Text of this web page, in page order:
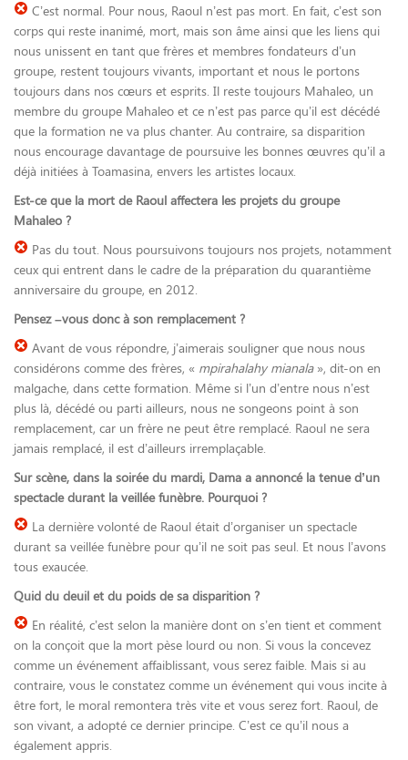
C’est normal. Pour nous, Raoul n’est pas mort. En fait, c’est son
corps qui reste inanimé, mort, mais son âme ainsi que les liens qui
nous unissent en tant que frères et membres fondateurs d’un
groupe, restent toujours vivants, important et nous le portons
toujours dans nos cœurs et esprits. Il reste toujours Mahaleo, un
membre du groupe Mahaleo et ce n’est pas parce qu’il est décédé
que la formation ne va plus chanter. Au contraire, sa disparition
nous encourage davantage de poursuive les bonnes œuvres qu’il a
déjà initiées à Toamasina, envers les artistes locaux.
Est-ce que la mort de Raoul affectera les projets du groupe
Mahaleo ?
Pas du tout. Nous poursuivons toujours nos projets, notamment
ceux qui entrent dans le cadre de la préparation du quarantième
anniversaire du groupe, en 2012.
Pensez –vous donc à son remplacement ?
Avant de vous répondre, j’aimerais souligner que nous nous
considérons comme des frères, « mpirahalahy mianala», dit-on en
malgache, dans cette formation. Même si l’un d’entre nous n’est
plus là, décédé ou parti ailleurs, nous ne songeons point à son
remplacement, car un frère ne peut être remplacé. Raoul ne sera
jamais remplacé, il est d’ailleurs irremplaçable.
Sur scène, dans la soirée du mardi, Dama a annoncé la tenue d’un
spectacle durant la veillée funèbre. Pourquoi ?
La dernière volonté de Raoul était d’organiser un spectacle
durant sa veillée funèbre pour qu’il ne soit pas seul. Et nous l’avons
tous exaucée.
Quid du deuil et du poids de sa disparition ?
En réalité, c’est selon la manière dont on s’en tient et comment
on la conçoit que la mort pèse lourd ou non. Si vous la concevez
comme un événement affaiblissant, vous serez faible. Mais si au
contraire, vous le constatez comme un événement qui vous incite à
être fort, le moral remontera très vite et vous serez fort. Raoul, de
son vivant, a adopté ce dernier principe. C’est ce qu’il nous a
également appris.